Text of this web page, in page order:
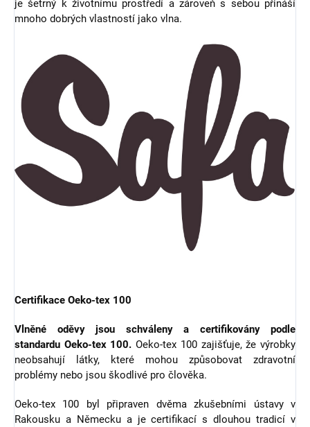
je šetrný k životnímu prostředí a zároveň s sebou přináší
mnoho dobrých vlastností jako vlna.
Certifikace Oeko-tex 100
Vlněné oděvy jsou schváleny a certifikovány podle
standardu Oeko-tex 100. Oeko-tex 100 zajišťuje, že výrobky
neobsahují látky, které mohou způsobovat zdravotní
problémy nebo jsou škodlivé pro člověka.
Oeko-tex 100 byl připraven dvěma zkušebními ústavy v
Rakousku a Německu a je certifikací s dlouhou tradicí v